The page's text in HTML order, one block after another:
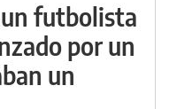
futbolista
por un
un